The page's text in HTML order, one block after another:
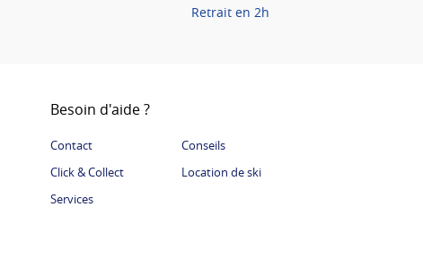
Retrait en 2h
Besoin d'aide ?
Contact
Click & Collect
Services
Conseils
Location de ski